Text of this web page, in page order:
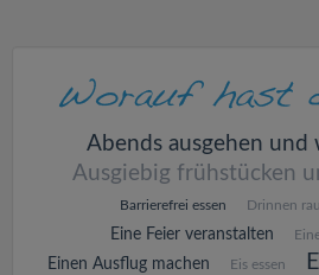
Abends ausgehen und
Ausgiebig frühstücken
Barrierefrei essen Drinnen
Eine Feier veranstalten
Einen Ausflug machen Eis essen